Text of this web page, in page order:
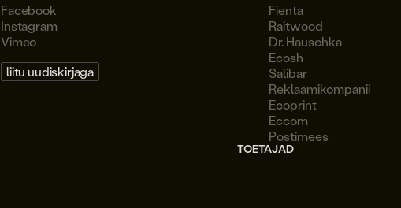
Facebook
Instagram
Vimeo
liitu uudiskirjaga
Fienta
Raitwood
Dr. Hauschka
Ecosh
Salibar
Reklaamikompanii
Ecoprint
Eccom
Postimees
TOETAJAD